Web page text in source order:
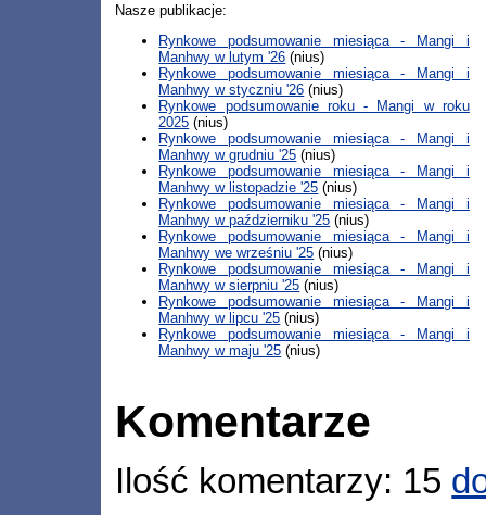
Nasze publikacje:
Rynkowe podsumowanie miesiąca - Mangi i
Manhwy w lutym '26 (nius)
Rynkowe podsumowanie miesiąca - Mangi i
Manhwy w styczniu '26 (nius)
Rynkowe podsumowanie roku - Mangi w roku
2025 (nius)
Rynkowe podsumowanie miesiąca - Mangi i
Manhwy w grudniu '25 (nius)
Rynkowe podsumowanie miesiąca - Mangi i
Manhwy w listopadzie '25 (nius)
Rynkowe podsumowanie miesiąca - Mangi i
Manhwy w październiku '25 (nius)
Rynkowe podsumowanie miesiąca - Mangi i
Manhwy we wrześniu '25 (nius)
Rynkowe podsumowanie miesiąca - Mangi i
Manhwy w sierpniu '25 (nius)
Rynkowe podsumowanie miesiąca - Mangi i
Manhwy w lipcu '25 (nius)
Rynkowe podsumowanie miesiąca - Mangi i
Manhwy w maju '25 (nius)
Komentarze
Ilość komentarzy: 15